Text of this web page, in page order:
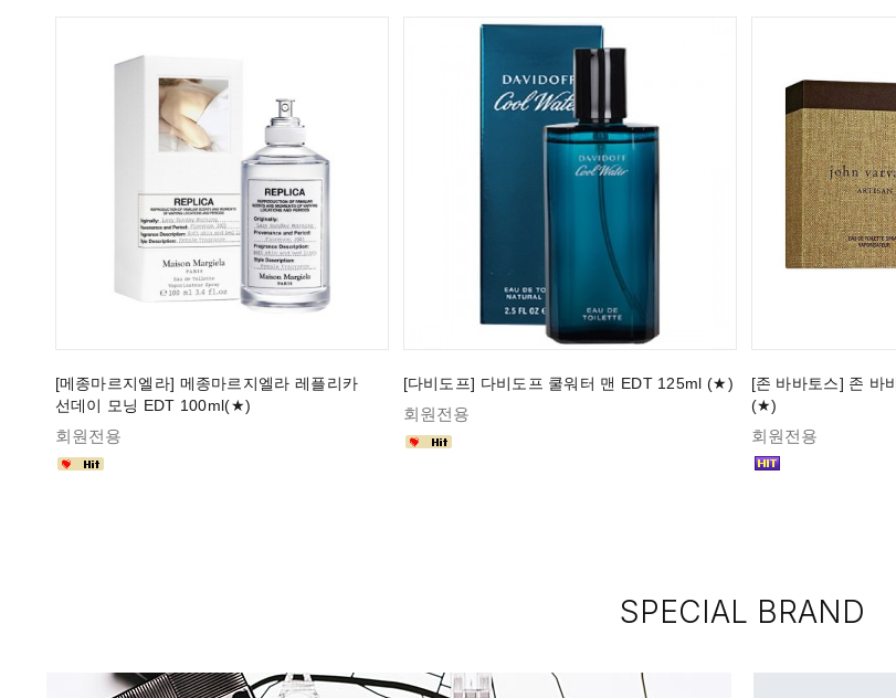
[메종마르지엘라] 메종마르지엘라 레플리카
선데이 모닝 EDT 100ml(★)
회원전용
[다비도프] 다비도프 쿨워터 맨 EDT 125ml (★)
회원전용
[존 바바토스] 존 바
(★)
회원전용
SPECIAL BRAND